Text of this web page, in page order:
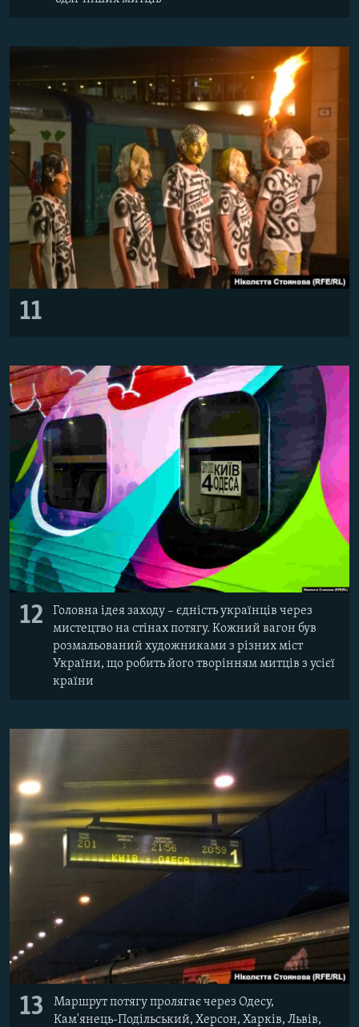
11
12
Головна ідея заходу – єдність українців через
мистецтво на стінах потягу. Кожний вагон був
розмальований художниками з різних міст
України, що робить його творінням митців з усієї
країни
13
Маршрут потягу пролягає через Одесу,
Кам'янець-Подільський, Херсон, Харків, Львів,